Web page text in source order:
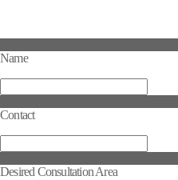
Name
Contact
Desired Consultation Area